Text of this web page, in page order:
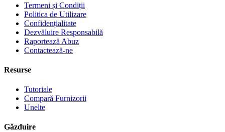
Termeni și Condiții
Politica de Utilizare
Confidențialitate
Dezvăluire Responsabilă
Raportează Abuz
Contactează-ne
Resurse
Tutoriale
Compară Furnizorii
Unelte
Găzduire